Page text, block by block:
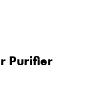
Purifier